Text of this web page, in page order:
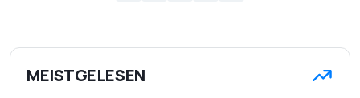
MEISTGELESEN